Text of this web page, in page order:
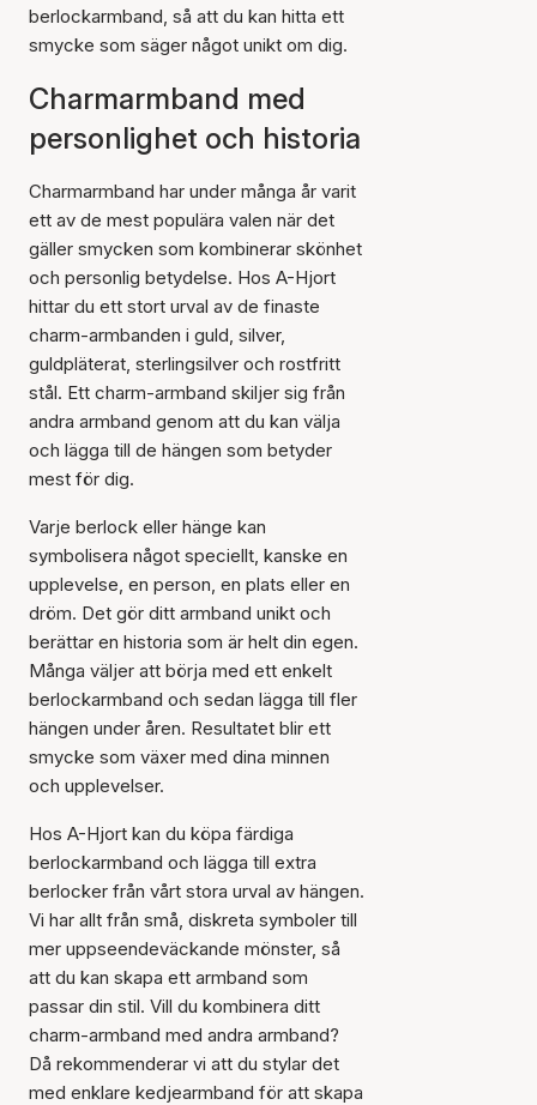
berlockarmband, så att du kan hitta ett
smycke som säger något unikt om dig.
Charmarmband med
personlighet och historia
Charmarmband har under många år varit
ett av de mest populära valen när det
gäller smycken som kombinerar skönhet
och personlig betydelse. Hos A-Hjort
hittar du ett stort urval av de finaste
charm-armbanden i guld, silver,
guldpläterat, sterlingsilver och rostfritt
stål. Ett charm-armband skiljer sig från
andra armband genom att du kan välja
och lägga till de hängen som betyder
mest för dig.
Varje berlock eller hänge kan
symbolisera något speciellt, kanske en
upplevelse, en person, en plats eller en
dröm. Det gör ditt armband unikt och
berättar en historia som är helt din egen.
Många väljer att börja med ett enkelt
berlockarmband och sedan lägga till fler
hängen under åren. Resultatet blir ett
smycke som växer med dina minnen
och upplevelser.
Hos A-Hjort kan du köpa färdiga
berlockarmband och lägga till extra
berlocker från vårt stora urval av hängen.
Vi har allt från små, diskreta symboler till
mer uppseendeväckande mönster, så
att du kan skapa ett armband som
passar din stil. Vill du kombinera ditt
charm-armband med andra armband?
Då rekommenderar vi att du stylar det
med enklare kedjearmband för att skapa